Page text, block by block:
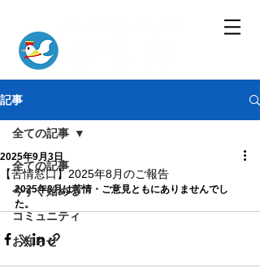
記事
全ての記事
今すぐ始める
コミュニティ
お知らせ
全ての記事
【苦情窓口】2025年8月のご報告
2025年9月3日
2025年8月は苦情・ご意見ともにありませんでし
た。